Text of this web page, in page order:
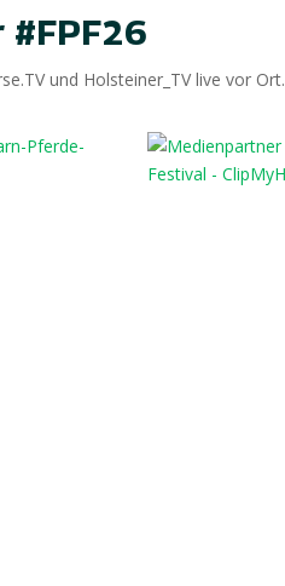
#FPF26
und Holsteiner_TV live vor Ort.